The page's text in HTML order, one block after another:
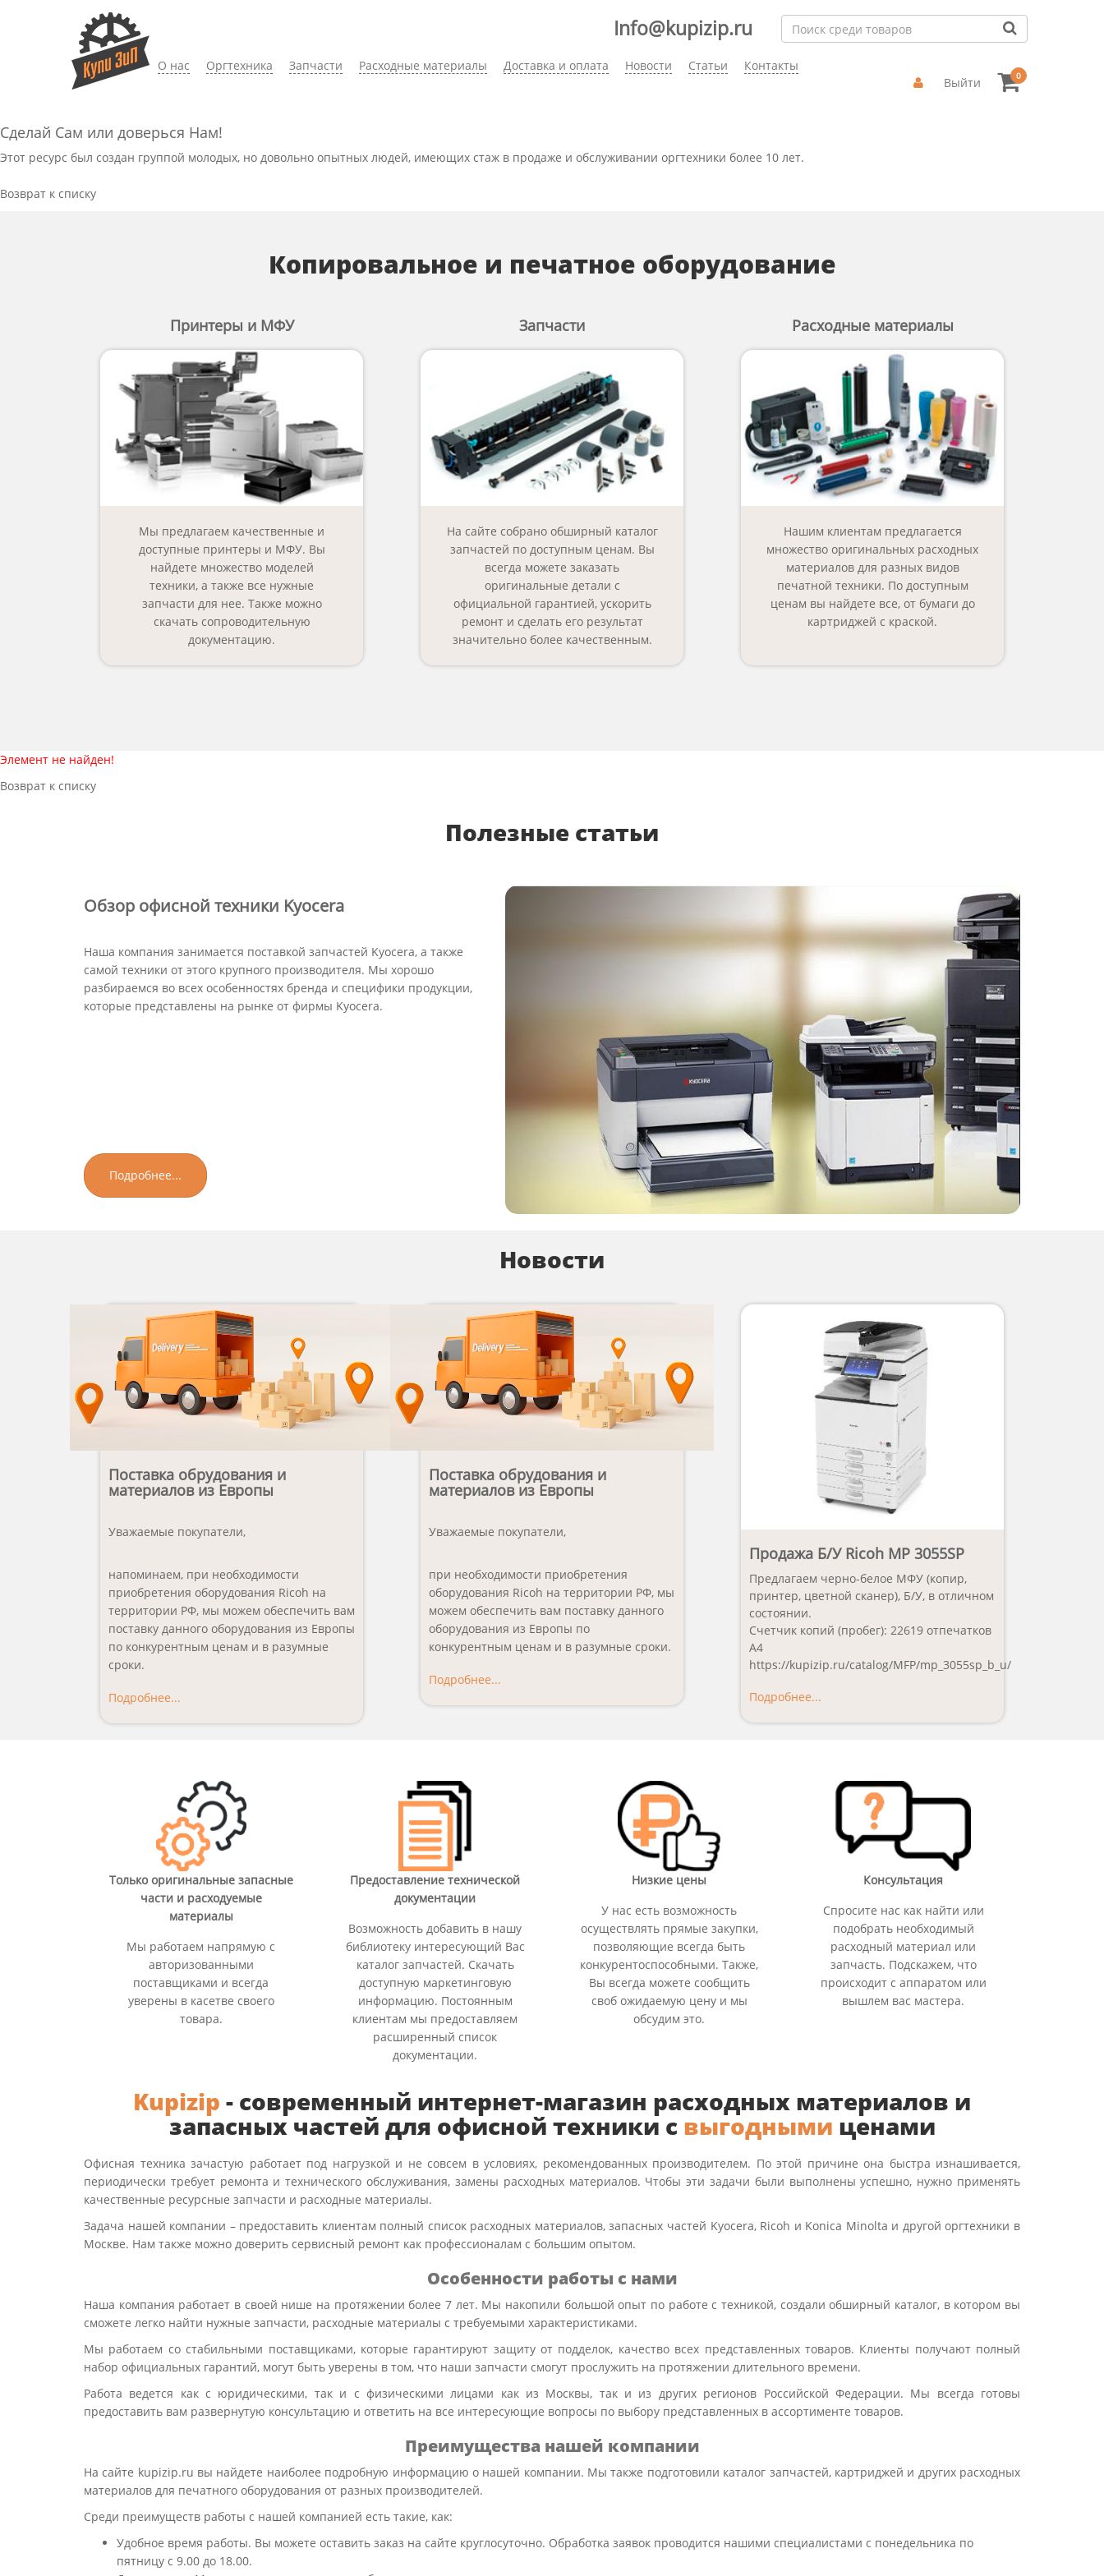
О нас Оргтехника Запчасти Расходные материалы Доставка и оплата Новости Статьи Контакты
Info@kupizip.ru
Выйти 0
Сделай Сам или доверься Нам!
Этот ресурс был создан группой молодых, но довольно опытных людей, имеющих стаж в продаже и обслуживании оргтехники более 10 лет.
Возврат к списку
Копировальное и печатное оборудование
Принтеры и МФУ
Мы предлагаем качественные и
доступные принтеры и МФУ. Вы
найдете множество моделей
техники, а также все нужные
запчасти для нее. Также можно
скачать сопроводительную
документацию.
Запчасти
На сайте собрано обширный каталог
запчастей по доступным ценам. Вы
всегда можете заказать
оригинальные детали с
официальной гарантией, ускорить
ремонт и сделать его результат
значительно более качественным.
Расходные материалы
Нашим клиентам предлагается
множество оригинальных расходных
материалов для разных видов
печатной техники. По доступным
ценам вы найдете все, от бумаги до
картриджей с краской.
Элемент не найден!
Возврат к списку
Полезные статьи
Обзор офисной техники Kyocera
Наша компания занимается поставкой запчастей Kyocera, а также
самой техники от этого крупного производителя. Мы хорошо
разбираемся во всех особенностях бренда и специфики продукции,
которые представлены на рынке от фирмы Kyocera.
Подробнее...
Новости
Поставка обрудования и
материалов из Европы
Уважаемые покупатели,
напоминаем, при необходимости
приобретения оборудования Ricoh на
территории РФ, мы можем обеспечить вам
поставку данного оборудования из Европы
по конкурентным ценам и в разумные
сроки.
Подробнее...
Поставка обрудования и
материалов из Европы
Уважаемые покупатели,
при необходимости приобретения
оборудования Ricoh на территории РФ, мы
можем обеспечить вам поставку данного
оборудования из Европы по
конкурентным ценам и в разумные сроки.
Подробнее...
Продажа Б/У Ricoh MP 3055SP
Предлагаем черно-белое МФУ (копир,
принтер, цветной сканер), Б/У, в отличном
состоянии.
Счетчик копий (пробег): 22619 отпечатков
А4
https://kupizip.ru/catalog/MFP/mp_3055sp_b_u/
Подробнее...
Только оригинальные запасные
части и расходуемые
материалы
Мы работаем напрямую с
авторизованными
поставщиками и всегда
уверены в касетве своего
товара.
Предоставление технической
документации
Возможность добавить в нашу
библиотеку интересующий Вас
каталог запчастей. Скачать
доступную маркетинговую
информацию. Постоянным
клиентам мы предоставляем
расширенный список
документации.
Низкие цены
У нас есть возможность
осуществлять прямые закупки,
позволяющие всегда быть
конкурентоспособными. Также,
Вы всегда можете сообщить
своб ожидаемую цену и мы
обсудим это.
Консультация
Спросите нас как найти или
подобрать необходимый
расходный материал или
запчасть. Подскажем, что
происходит с аппаратом или
вышлем вас мастера.
Kupizip - современный интернет-магазин расходных материалов и
запасных частей для офисной техники с выгодными ценами
Офисная техника зачастую работает под нагрузкой и не совсем в условиях, рекомендованных производителем. По этой причине она быстра изнашивается,
периодически требует ремонта и технического обслуживания, замены расходных материалов. Чтобы эти задачи были выполнены успешно, нужно применять
качественные ресурсные запчасти и расходные материалы.
Задача нашей компании – предоставить клиентам полный список расходных материалов, запасных частей Kyocera, Ricoh и Konica Minolta и другой оргтехники в
Москве. Нам также можно доверить сервисный ремонт как профессионалам с большим опытом.
Особенности работы с нами
Наша компания работает в своей нише на протяжении более 7 лет. Мы накопили большой опыт по работе с техникой, создали обширный каталог, в котором вы
сможете легко найти нужные запчасти, расходные материалы с требуемыми характеристиками.
Мы работаем со стабильными поставщиками, которые гарантируют защиту от подделок, качество всех представленных товаров. Клиенты получают полный
набор официальных гарантий, могут быть уверены в том, что наши запчасти смогут прослужить на протяжении длительного времени.
Работа ведется как с юридическими, так и с физическими лицами как из Москвы, так и из других регионов Российской Федерации. Мы всегда готовы
предоставить вам развернутую консультацию и ответить на все интересующие вопросы по выбору представленных в ассортименте товаров.
Преимущества нашей компании
На сайте kupizip.ru вы найдете наиболее подробную информацию о нашей компании. Мы также подготовили каталог запчастей, картриджей и других расходных
материалов для печатного оборудования от разных производителей.
Среди преимуществ работы с нашей компанией есть такие, как:
Удобное время работы. Вы можете оставить заказ на сайте круглосуточно. Обработка заявок проводится нашими специалистами с понедельника по
пятницу с 9.00 до 18.00.